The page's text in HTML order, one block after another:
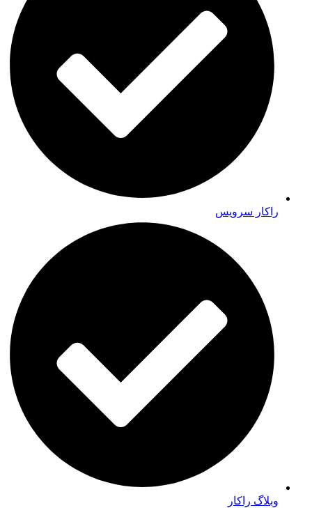
راکار سرویس
وبلاگ راکار